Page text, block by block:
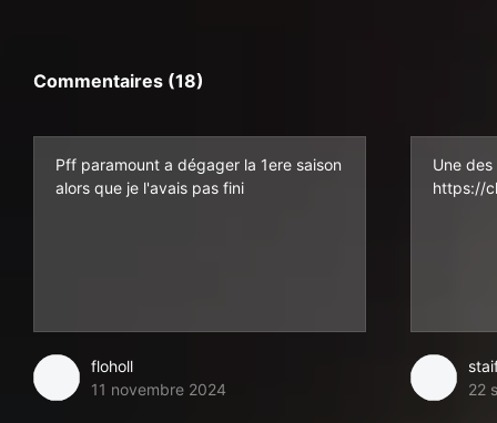
Commentaires (18)
Pff paramount a dégager la 1ere saison
alors que je l'avais pas fini
floholl
11 novembre 2024
Une
https://
22